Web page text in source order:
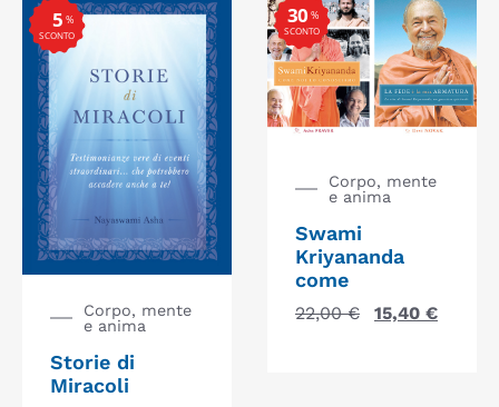
Corpo, mente
e anima
Storie di
Miracoli
Corpo, mente
e anima
Swami
Kriyananda
come
22,00€ 15,40 €
%
SCONTO
5 %
SCONTO
30